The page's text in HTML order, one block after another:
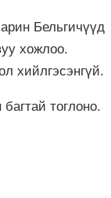
Бельгичүүд
хожлоо.
хийлгэсэнгүй.
тоглоно.